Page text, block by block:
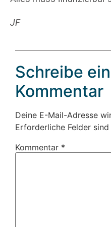
JF
Schreibe
Kommentar
Deine E-Mail-Adresse
Erforderliche Felder
Kommentar *